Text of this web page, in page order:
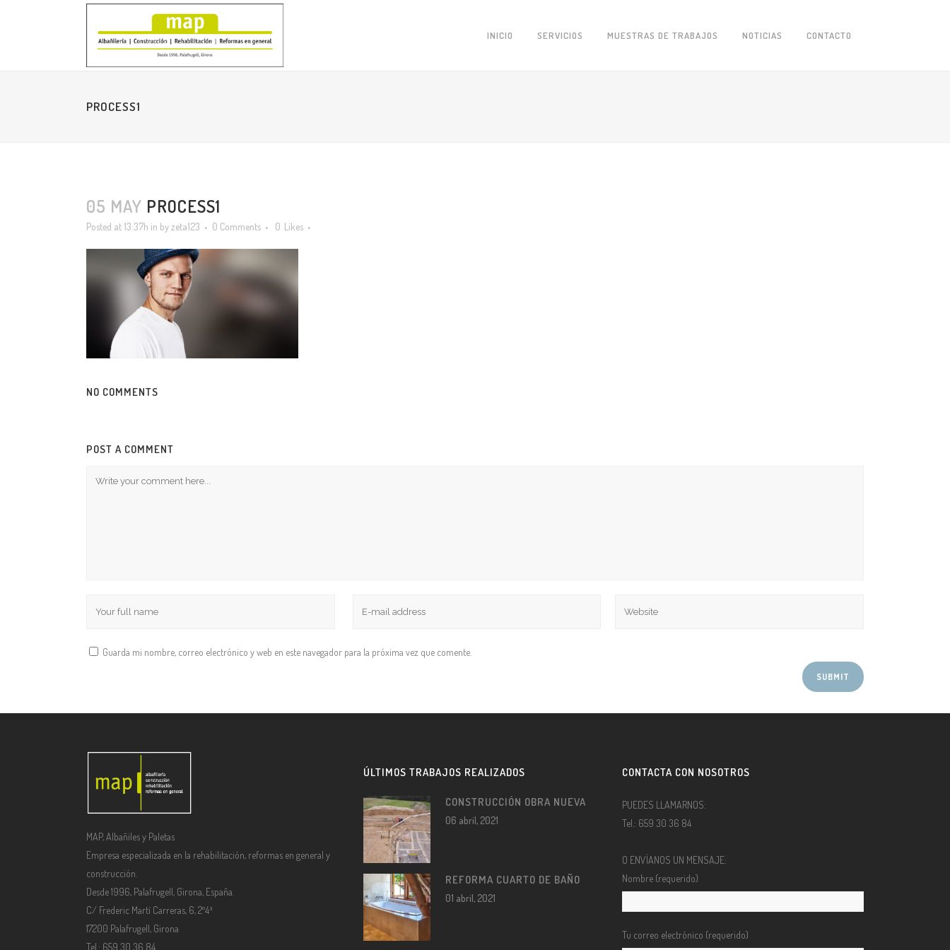
INICIO SERVICIOS MUESTRAS DE TRABAJOS NOTICIAS CONTACTO
PROCESS1
05 MAY PROCESS1
Posted at 13:37h in byzeta123 0 Comments 0 Likes
NO COMMENTS
POST A COMMENT
Guarda mi nombre, correo electrónico y web en este navegador para la próxima vez que comente.
MAP, Albañiles y Paletas
Empresa especializada en la rehabilitación, reformas en general y
construcción.
Desde 1996, Palafrugell, Girona, España.
C/ Frederic Martí Carreras, 6, 2º4ª
17200 Palafrugell, Girona
Tel.: 659 30 36 84
ÚLTIMOS TRABAJOS REALIZADOS
CONSTRUCCIÓN OBRA NUEVA
06 abril, 2021
REFORMA CUARTO DE BAÑO
01 abril, 2021
CONTACTA CON NOSOTROS
PUEDES LLAMARNOS:
Tel.: 659 30 36 84
O ENVÍANOS UN MENSAJE:
Nombre (requerido)
Tu correo electrónico (requerido)